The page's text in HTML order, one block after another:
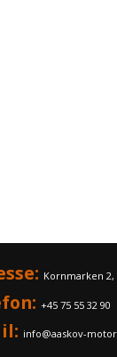
Kornmarken 2,
+45 75 55 32 90
info@aaskov-